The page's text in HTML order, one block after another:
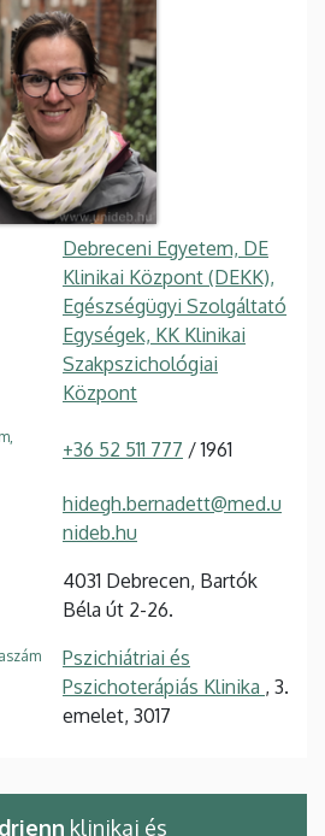
Debreceni Egyetem, DE
Klinikai Központ (DEKK),
Egészségügyi Szolgáltató
Egységek, KK Klinikai
Szakpszichológiai
Központ
+36 52 511 777 / 1961
hidegh.bernadett@med.u
nideb.hu
4031 Debrecen, Bartók
Béla út 2-26.
Pszichiátriai és
Pszichoterápiás Klinika , 3.
emelet, 3017
klinikai és